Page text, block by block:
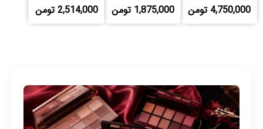
4,750,000 تومن 1,875,000 تومن 2,514,000 تومن